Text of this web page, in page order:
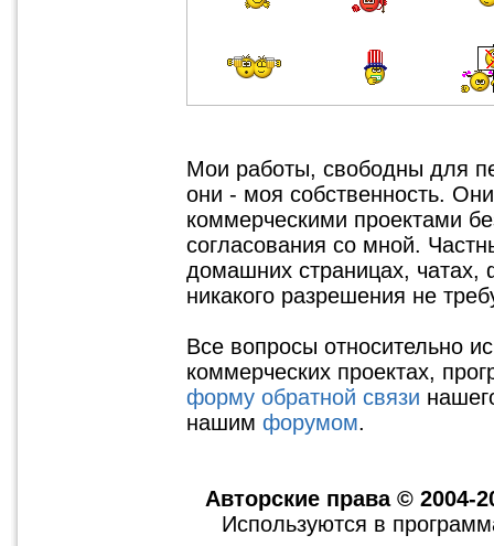
Мои работы, свободны для
они - моя собственность.
коммерческими проектами
согласования со мной.
домашних страницах, чатах,
никакого разрешения не
Все вопросы относительно
коммерческих проектах,
форму обратной связи
нашим форумом.
Авторские права © 2004-
Используются в